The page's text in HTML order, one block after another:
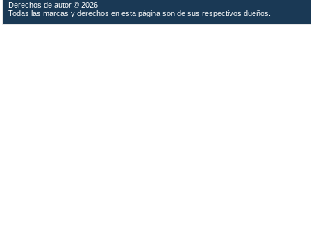
Derechos de autor © 2026
Todas las marcas y derechos en esta página son de sus respectivos dueños.